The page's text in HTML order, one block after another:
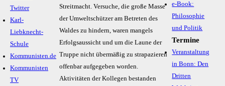
Twitter
Karl-
Liebknecht-
Schule
Kommunisten.de
Kommunisten
TV
Streitmacht. Versuche, die große Masse
der Umweltschützer am Betreten des
Waldes zu hindern, waren mangels
Erfolgsaussicht und um die Laune der
Truppe nicht übermäßig zu strapazieren
offenbar aufgegeben worden.
Aktivitäten der Kollegen bestanden
e-Book:
Philosophie
und Politik
Termine
Veranstaltung
in Bonn: Den
Dritten